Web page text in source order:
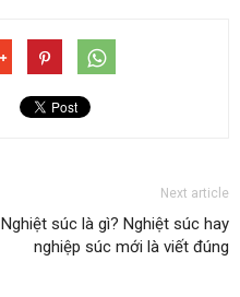
Next article
Nghiệt súc là gì? Nghiệt súc hay
nghiệp súc mới là viết đúng